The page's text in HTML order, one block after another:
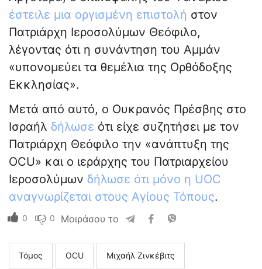
έστειλε μια οργισμένη επιστολή στον
Πατριάρχη Ιεροσολύμων Θεόφιλο,
λέγοντας ότι η συνάντηση του Αμμάν
«υπονομεύει τα θεμέλια της Ορθόδοξης
Εκκλησίας».
Μετά από αυτό, ο Ουκρανός Πρέσβης στο
Ισραήλ δήλωσε ότι είχε συζητήσει με τον
Πατριάρχη Θεόφιλο την «ανάπτυξη της
OCU» και ο ιεράρχης του Πατριαρχείου
Ιεροσολύμων δήλωσε ότι μόνο η UOC
αναγνωρίζεται στους Αγίους Τόπους.
0 0 Μοιράσου το
Τόμος ΟCU Μιχαήλ Ζινκέβιτς